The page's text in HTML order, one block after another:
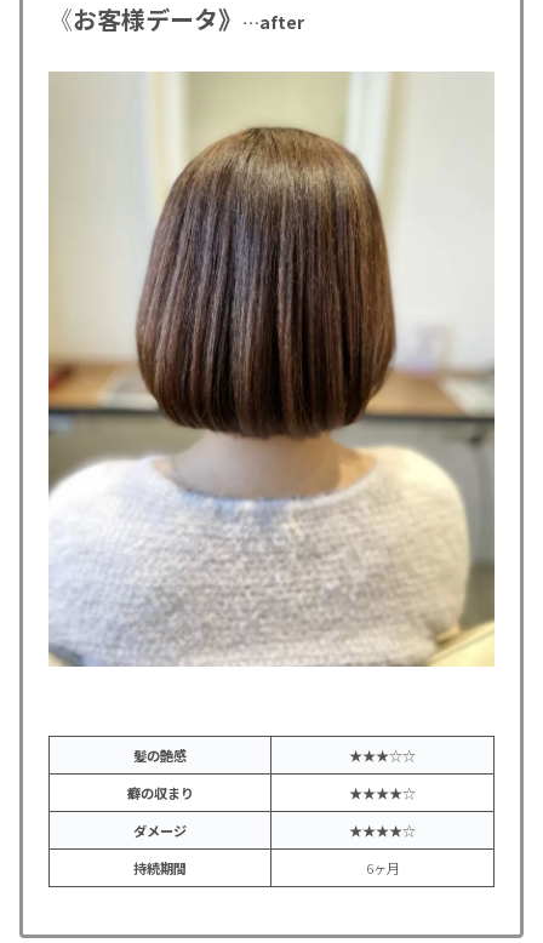
《お客様データ》 …after
髪の艶感
★★★☆☆
癖の収まり
★★★★☆
ダメージ
★★★★☆
持続期間
6ヶ月